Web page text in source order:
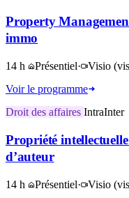
Property
immo
14 h Présentiel· Visio
Voir le programme
Droit des affaires IntraInter
Propriété
d’auteur
14 h Présentiel· Visio